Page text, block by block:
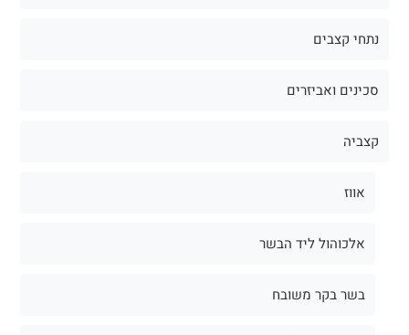
נתחי קצבים
סכינים ואביזרים
קצביה
אווז
אלכוהול ליד הבשר
בשר בקר משובח